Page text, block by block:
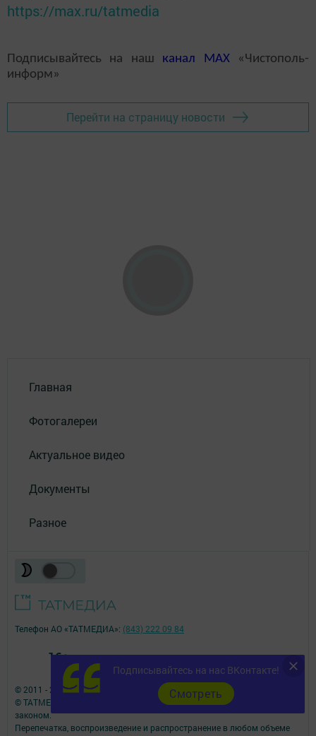
https://max.ru/tatmedia
Подписывайтесь на наш канал MAX«Чистополь-
информ»
Перейти на страницу новости
Главная
Фотогалереи
Актуальное видео
Документы
Разное
Подписывайтесь на нас ВКонтакте!
Cмотреть
© 2011 - 2026. Чистополь-информ. Все права защищены.
© ТАТМЕДИА. Все материалы, размещенные на сайте, защищены
законом.
Перепечатка, воспроизведение и распространение в любом объеме
Телефон АО «ТАТМЕДИА»: (843) 222 09 84
16+